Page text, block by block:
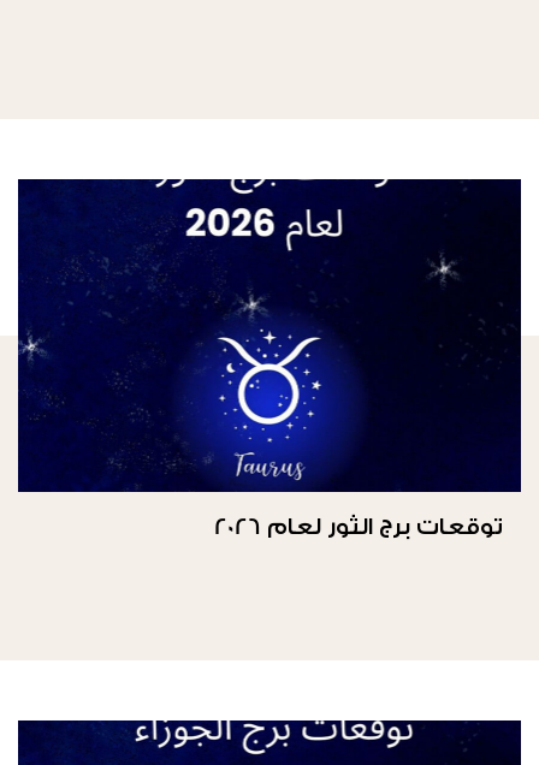
توقعات برج الثور لعام 2026